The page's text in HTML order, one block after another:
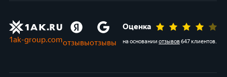
1ak-group.comотзывыотзывы
Оценка
на основании отзывов647 клиентов.